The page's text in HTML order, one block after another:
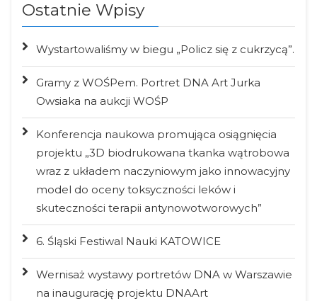
Ostatnie Wpisy
Wystartowaliśmy w biegu „Policz się z cukrzycą”.
Gramy z WOŚPem. Portret DNA Art Jurka
Owsiaka na aukcji WOŚP
Konferencja naukowa promująca osiągnięcia
projektu „3D biodrukowana tkanka wątrobowa
wraz z układem naczyniowym jako innowacyjny
model do oceny toksyczności leków i
skuteczności terapii antynowotworowych”
6. Śląski Festiwal Nauki KATOWICE
Wernisaż wystawy portretów DNA w Warszawie
na inaugurację projektu DNAArt